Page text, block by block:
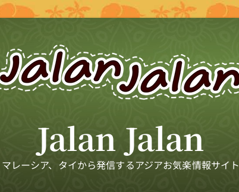
Jalan Jalan
マレーシア、タイから発信するアジアお気楽情報サイト